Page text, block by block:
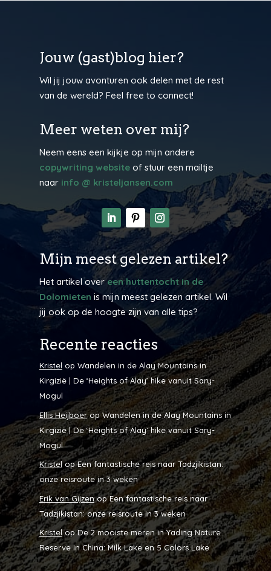
Jouw (gast)blog hier?
Wil jij jouw avonturen ook delen met de rest
van de wereld? Feel free to connect!
Meer weten over mij?
Neem eens een kijkje op mijn andere
copywriting websiteof stuur een mailtje
naar info @ kristeljansen.com
Mijn meest gelezen artikel?
Het artikel overeen huttentocht in de
Dolomieten is mijn meest gelezen artikel. Wil
jij ook op de hoogte zijn van alle tips?
Recente reacties
Kristel op Wandelen in de Alay Mountains in
Kirgizië | De ‘Heights of Alay’ hike vanuit Sary-
Mogul
Ellis Heijboerop Wandelen in de Alay Mountains in
Kirgizië | De ‘Heights of Alay’ hike vanuit Sary-
Mogul
KristelopEen fantastische reis naar Tadzjikistan:
onze reisroute in 3 weken
Erik van GijzenopEen fantastische reis naar
Tadzjikistan: onze reisroute in 3 weken
KristelopDe 2 mooiste meren in Yading Nature
Reserve in China: Milk Lake en 5 Colors Lake